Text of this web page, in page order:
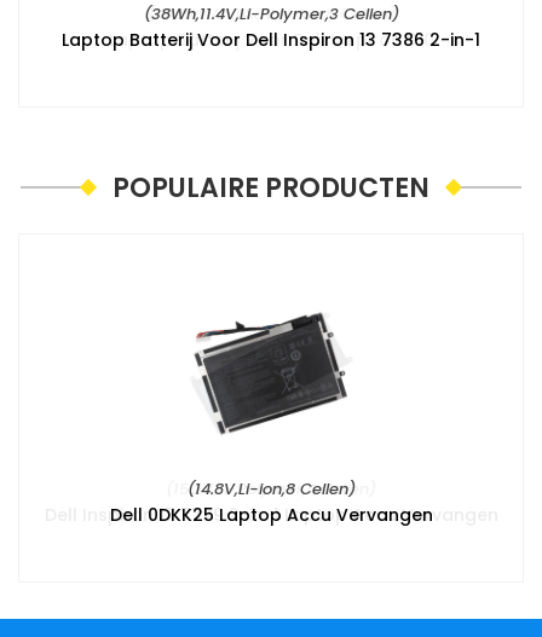
(38Wh,11.4V,Li-Polymer,3 Cellen)
Laptop Batterij Voor Dell Inspiron 13 7386 2-in-1
POPULAIRE PRODUCTEN
(14.8V,Li-ion,8 Cellen)
Dell 0DKK25 Laptop Accu Vervangen